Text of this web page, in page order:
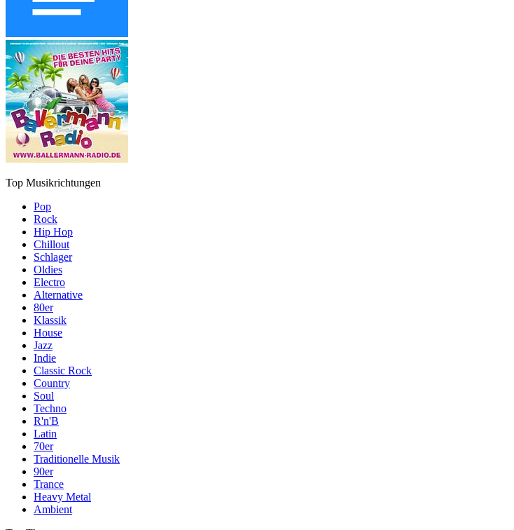
Top Musikrichtungen
Pop
Rock
Hip Hop
Chillout
Schlager
Oldies
Electro
Alternative
80er
Klassik
House
Jazz
Indie
Classic Rock
Country
Soul
Techno
R'n'B
Latin
70er
Traditionelle Musik
90er
Trance
Heavy Metal
Ambient